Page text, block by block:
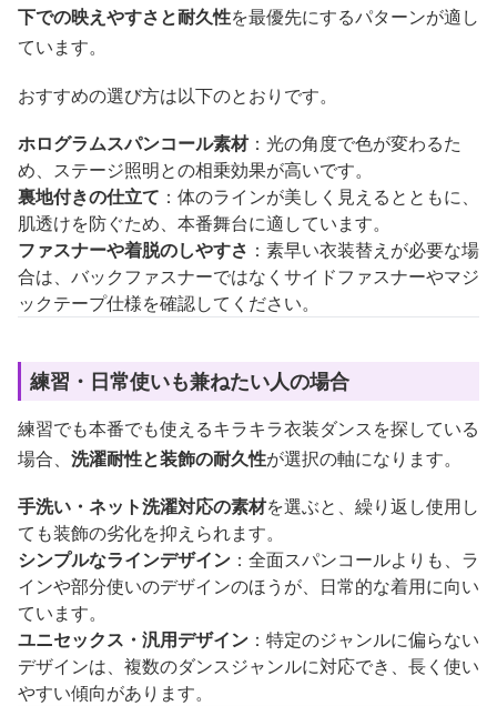
下での映えやすさと耐久性を最優先にするパターンが適し
ています。
おすすめの選び方は以下のとおりです。
ホログラムスパンコール素材：光の角度で色が変わるた
め、ステージ照明との相乗効果が高いです。
裏地付きの仕立て ：体のラインが美しく見えるとともに、
肌透けを防ぐため、本番舞台に適しています。
ファスナーや着脱のしやすさ ：素早い衣装替えが必要な場
合は、バックファスナーではなくサイドファスナーやマジ
ックテープ仕様を確認してください。
練習・日常使いも兼ねたい人の場合
練習でも本番でも使えるキラキラ衣装ダンスを探している
場合、 洗濯耐性と装飾の耐久性が選択の軸になります。
手洗い・ネット洗濯対応の素材を選ぶと、繰り返し使用し
ても装飾の劣化を抑えられます。
シンプルなラインデザイン ：全面スパンコールよりも、ラ
インや部分使いのデザインのほうが、日常的な着用に向い
ています。
ユニセックス・汎用デザイン ：特定のジャンルに偏らない
デザインは、複数のダンスジャンルに対応でき、長く使い
やすい傾向があります。